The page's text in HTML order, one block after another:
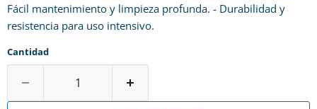
Fácil mantenimiento y limpieza profunda. - Durabilidad y
resistencia para uso intensivo.
Cantidad